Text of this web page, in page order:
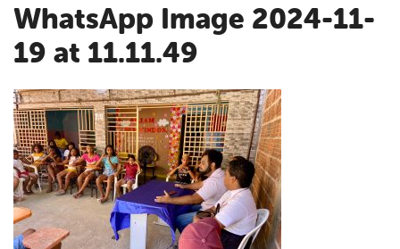
WhatsApp Image 2024-11-
19 at 11.11.49